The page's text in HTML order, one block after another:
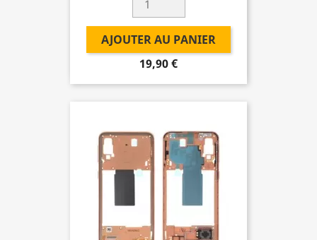
AJOUTER AU PANIER
19,90 €